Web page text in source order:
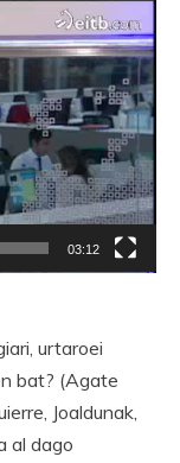
03:12
urtaroei
bat? (Agate
Joaldunak,
al dago